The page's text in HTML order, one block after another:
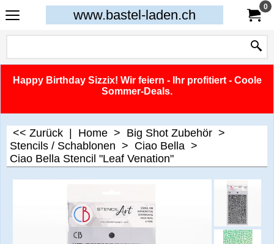
www.bastel-laden.ch
0
Happy Birthday Sizzix! Wir feiern - Ihr profitiert - Coole
Sommer-Deals.
<< Zurück Home > Big Shot Zubehör >
Stencils / Schablonen > Ciao Bella >
Ciao Bella Stencil "Leaf Venation"